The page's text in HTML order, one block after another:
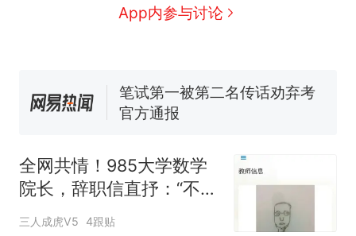
App内参与讨论
140多朵
美国渔民钓获鲨鱼徒手将其拽
热 制裁瓜子饺子，美国怕什
么？
全网共情！985大学数学
院长，辞职信直抒：“不想
干了”
三人成虎V5 4跟贴